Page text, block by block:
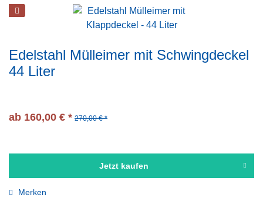
Edelstahl Mülleimer mit Schwingdeckel
44 Liter
ab 160,00 € * 270,00 € *
Jetzt kaufen
Merken